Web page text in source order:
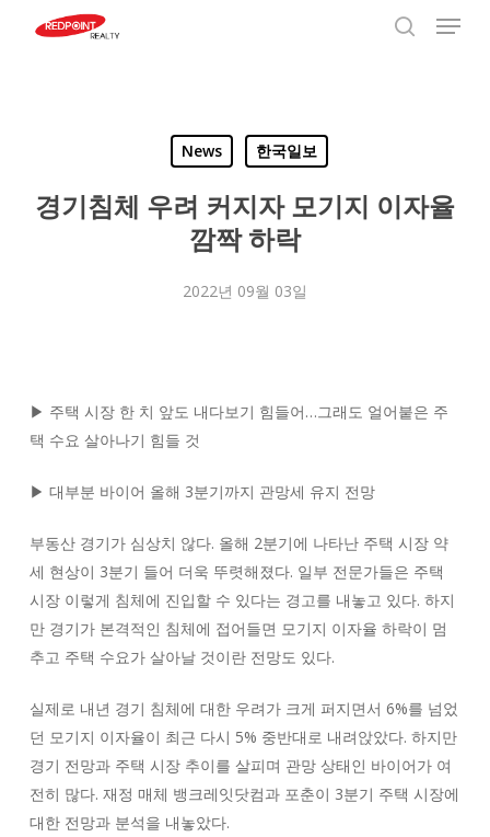
Menu
News 한국일보
경기침체 우려 커지자 모기지 이자율
깜짝 하락
2022년 09월 03일
▶ 주택 시장 한 치 앞도 내다보기 힘들어…그래도 얼어붙은 주
택 수요 살아나기 힘들 것
▶ 대부분 바이어 올해 3분기까지 관망세 유지 전망
부동산 경기가 심상치 않다. 올해 2분기에 나타난 주택 시장 약
세 현상이 3분기 들어 더욱 뚜렷해졌다. 일부 전문가들은 주택
시장 이렇게 침체에 진입할 수 있다는 경고를 내놓고 있다. 하지
만 경기가 본격적인 침체에 접어들면 모기지 이자율 하락이 멈
추고 주택 수요가 살아날 것이란 전망도 있다.
실제로 내년 경기 침체에 대한 우려가 크게 퍼지면서 6%를 넘었
던 모기지 이자율이 최근 다시 5% 중반대로 내려앉았다. 하지만
경기 전망과 주택 시장 추이를 살피며 관망 상태인 바이어가 여
전히 많다. 재정 매체 뱅크레잇닷컴과 포춘이 3분기 주택 시장에
대한 전망과 분석을 내놓았다.